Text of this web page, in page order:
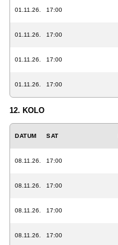
01.11.26. 17:00
01.11.26. 17:00
01.11.26. 17:00
01.11.26. 17:00
12. KOLO
DATUM SAT
08.11.26. 17:00
08.11.26. 17:00
08.11.26. 17:00
08.11.26. 17:00